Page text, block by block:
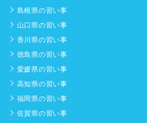
島根県の習い事
山口県の習い事
香川県の習い事
徳島県の習い事
愛媛県の習い事
高知県の習い事
福岡県の習い事
佐賀県の習い事